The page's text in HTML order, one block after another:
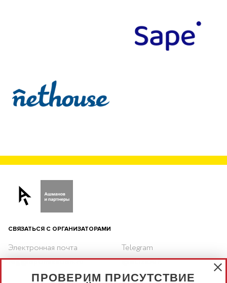
СВЯЗАТЬСЯ С ОРГАНИЗАТОРАМИ
Электронная почта
reg@optimization.ru
Telegram
@eLizaAiP
ПРОВЕРИМ ПРИСУТСТВИЕ